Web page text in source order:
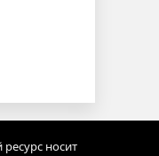
носит